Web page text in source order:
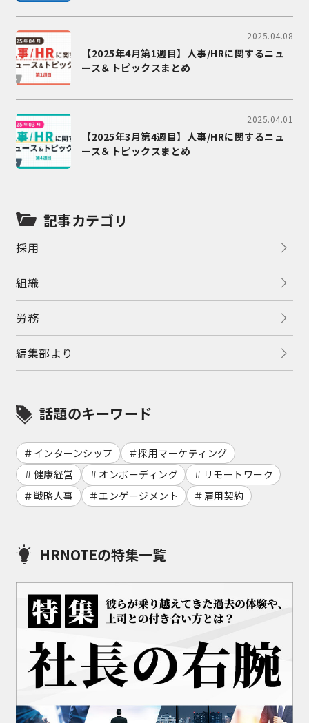
2025.04.08
【2025年4月第1週目】人事/HRに関するニュ
ース＆トピックスまとめ
2025.04.01
【2025年3月第4週目】人事/HRに関するニュ
ース＆トピックスまとめ
記事カテゴリ
採用
組織
労務
編集部より
話題のキーワード
インターンシップ
採用マーケティング
健康経営
オンボーディング
リモートワーク
戦略人事
エンゲージメント 雇用契約
HRNOTEの特集一覧